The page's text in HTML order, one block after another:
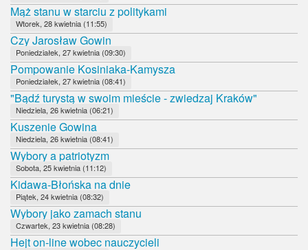
Mąż stanu w starciu z politykami
Wtorek, 28 kwietnia (11:55)
Czy Jarosław Gowin
Poniedziałek, 27 kwietnia (09:30)
Pompowanie Kosiniaka-Kamysza
Poniedziałek, 27 kwietnia (08:41)
"Bądź turystą w swoim mieście - zwiedzaj Kraków"
Niedziela, 26 kwietnia (06:21)
Kuszenie Gowina
Niedziela, 26 kwietnia (08:41)
Wybory a patriotyzm
Sobota, 25 kwietnia (11:12)
Kidawa-Błońska na dnie
Piątek, 24 kwietnia (08:32)
Wybory jako zamach stanu
Czwartek, 23 kwietnia (08:28)
Hejt on-line wobec nauczycieli